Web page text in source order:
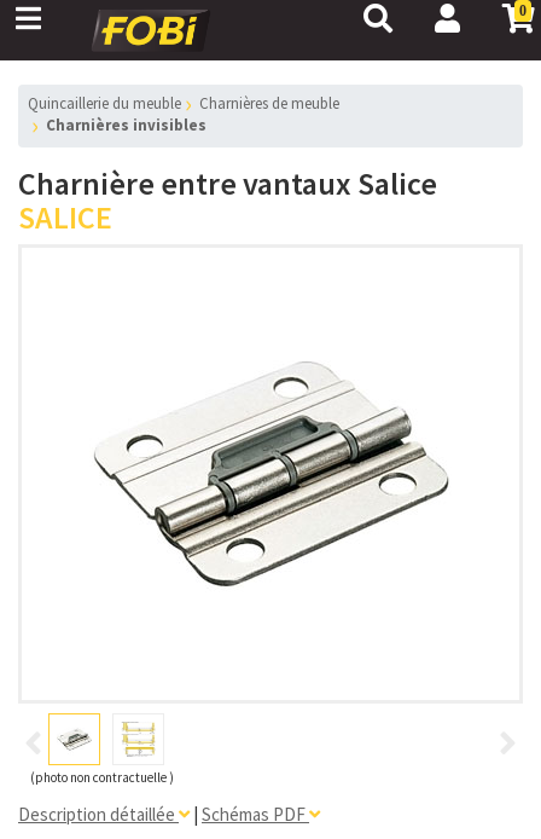
0
Quincaillerie du meuble
Charnières de meuble
Charnières invisibles
Charnière entre vantaux Salice
SALICE
Description détaillée | Schémas PDF
(photo non contractuelle )